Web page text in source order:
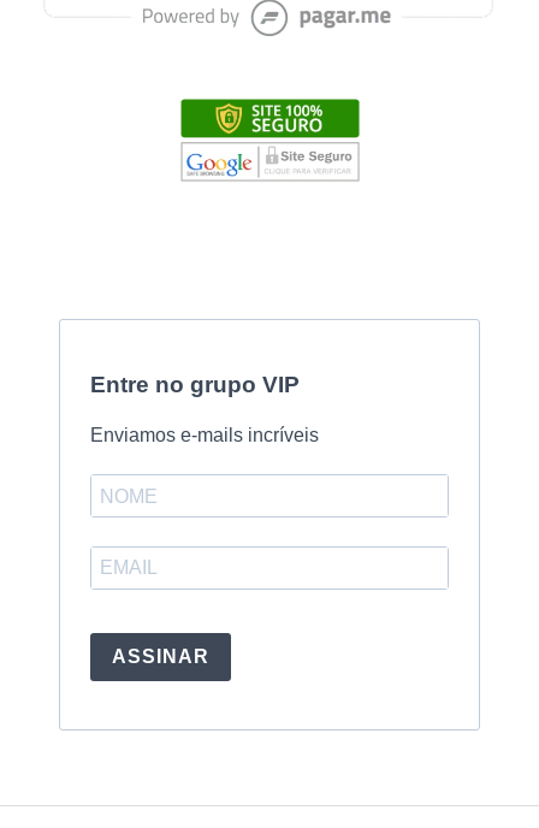
Entre no grupo VIP
Enviamos e-mails incríveis
ASSINAR